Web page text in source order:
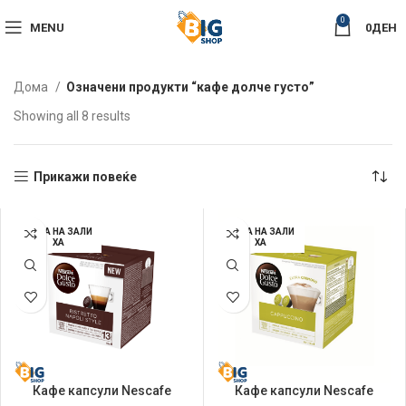
MENU
0
0ДЕН
Дома
Означени продукти “кафе долче густо”
Showing all 8 results
Прикажи повеќе
НЕМА НА ЗАЛИ
ХА
Кафе капсули Nescafe
НЕМА НА ЗАЛИ
ХА
Кафе капсули Nescafe